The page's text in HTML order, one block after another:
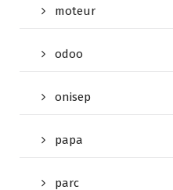
moteur
odoo
onisep
papa
parc